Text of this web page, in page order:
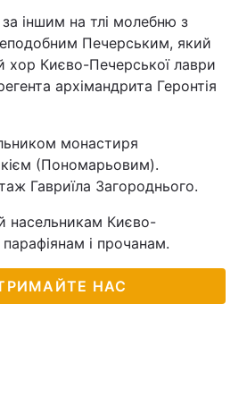
іншим на тлі молебню з
Печерським, який
хор Києво-Печерської лаври
архімандрита Геронтія
монастиря
(Пономарьовим).
Гавриїла Загороднього.
насельникам Києво-
і прочанам.
НАС